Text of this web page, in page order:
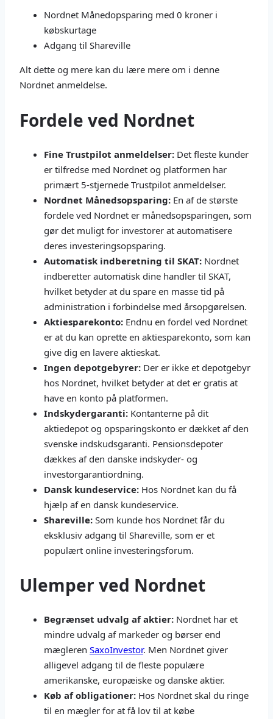
Nordnet Månedopsparing med 0 kroner i
købskurtage
Adgang til Shareville
Alt dette og mere kan du lære mere om i denne
Nordnet anmeldelse.
Fordele ved Nordnet
Fine Trustpilot anmeldelser: Det fleste kunder
er tilfredse med Nordnet og platformen har
primært 5-stjernede Trustpilot anmeldelser.
Nordnet Månedsopsparing: En af de største
fordele ved Nordnet er månedsopsparingen, som
gør det muligt for investorer at automatisere
deres investeringsopsparing.
Automatisk indberetning til SKAT: Nordnet
indberetter automatisk dine handler til SKAT,
hvilket betyder at du spare en masse tid på
administration i forbindelse med årsopgørelsen.
Aktiesparekonto: Endnu en fordel ved Nordnet
er at du kan oprette en aktiesparekonto, som kan
give dig en lavere aktieskat.
Ingen depotgebyrer: Der er ikke et depotgebyr
hos Nordnet, hvilket betyder at det er gratis at
have en konto på platformen.
Indskydergaranti: Kontanterne på dit
aktiedepot og opsparingskonto er dækket af den
svenske indskudsgaranti. Pensionsdepoter
dækkes af den danske indskyder- og
investorgarantiordning.
Dansk kundeservice: Hos Nordnet kan du få
hjælp af en dansk kundeservice.
Shareville: Som kunde hos Nordnet får du
eksklusiv adgang til Shareville, som er et
populært online investeringsforum.
Ulemper ved Nordnet
Begrænset udvalg af aktier: Nordnet har et
mindre udvalg af markeder og børser end
mægleren SaxoInvestor. Men Nordnet giver
alligevel adgang til de fleste populære
amerikanske, europæiske og danske aktier.
Køb af obligationer: Hos Nordnet skal du ringe
til en mægler for at få lov til at købe